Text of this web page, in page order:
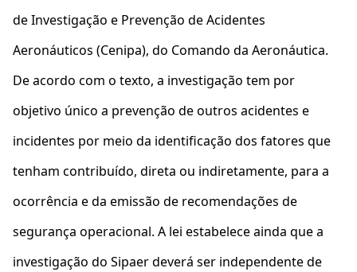
de Investigação e Prevenção de Acidentes
Aeronáuticos (Cenipa), do Comando da Aeronáutica.
De acordo com o texto, a investigação tem por
objetivo único a prevenção de outros acidentes e
incidentes por meio da identificação dos fatores que
tenham contribuído, direta ou indiretamente, para a
ocorrência e da emissão de recomendações de
segurança operacional. A lei estabelece ainda que a
investigação do Sipaer deverá ser independente de